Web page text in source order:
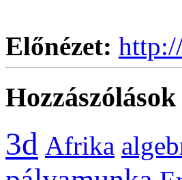
Előnézet:
Hozzászólások
3d Afrika